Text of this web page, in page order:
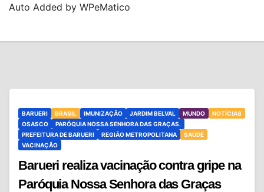
Auto Added by WPeMatico
BARUERI BRASIL IMUNIZAÇÃO JARDIM BELVAL MUNDO
NOTÍCIAS
OSASCO
PARÓQUIA NOSSA SENHORA DAS GRAÇAS.
PREFEITURA DE BARUERI
REGIÃO METROPOLITANA
SAÚDE
VACINAÇÃO
Barueri realiza vacinação contra gripe na
Paróquia Nossa Senhora das Graças